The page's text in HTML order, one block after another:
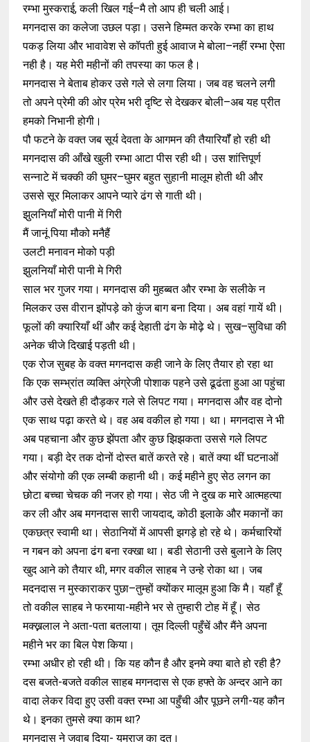
रम्भा मुस्कराई, कली खिल गई–मै तो आप ही चली आई।
मगनदास का कलेजा उछल पड़ा। उसने हिम्मत करके रम्भा का हाथ
पकड़ लिया और भावावेश से कॉपती हुई आवाज मे बोला–नहीं रम्भा ऐसा
नही है। यह मेरी महीनों की तपस्या का फल है।
मगनदास ने बेताब होकर उसे गले से लगा लिया। जब वह चलने लगी
तो अपने प्रेमी की ओर प्रेम भरी दृष्टि से देखकर बोली–अब यह प्रीत
हमको निभानी होगी।
पौ फटने के वक्त जब सूर्य देवता के आगमन की तैयारियॉँ हो रही थी
मगनदास की आँखे खुली रम्भा आटा पीस रही थी। उस शांत्तिपूर्ण
सन्नाटे में चक्की की घुमर–घुमर बहुत सुहानी मालूम होती थी और
उससे सूर मिलाकर आपने प्यारे ढंग से गाती थी।
झुलनियाँ मोरी पानी में गिरी
मैं जानूं पिया मौको मनैहैं
उलटी मनावन मोको पड़ी
झुलनियाँ मोरी पानी मे गिरी
साल भर गुजर गया। मगनदास की मुहब्बत और रम्भा के सलीके न
मिलकर उस वीरान झोंपड़े को कुंज बाग बना दिया। अब वहां गायें थी।
फूलों की क्यारियाँ थीं और कई देहाती ढंग के मोढ़े थे। सुख–सुविधा की
अनेक चीजे दिखाई पड़ती थी।
एक रोज सुबह के वक्त मगनदास कही जाने के लिए तैयार हो रहा था
कि एक सम्भ्रांत व्यक्ति अंग्रेजी पोशाक पहने उसे ढूढंता हुआ आ पहुंचा
और उसे देखते ही दौड़कर गले से लिपट गया। मगनदास और वह दोनो
एक साथ पढ़ा करते थे। वह अब वकील हो गया। था। मगनदास ने भी
अब पहचाना और कुछ झेंपता और कुछ झिझकता उससे गले लिपट
गया। बड़ी देर तक दोनों दोस्त बातें करते रहे। बातें क्या थीं घटनाओं
और संयोगो की एक लम्बी कहानी थी। कई महीने हुए सेठ लगन का
छोटा बच्चा चेचक की नजर हो गया। सेठ जी ने दुख क मारे आत्महत्या
कर ली और अब मगनदास सारी जायदाद, कोठी इलाके और मकानों का
एकछत्र स्वामी था। सेठानियों में आपसी झगड़े हो रहे थे। कर्मचारियों
न गबन को अपना ढंग बना रक्खा था। बडी सेठानी उसे बुलाने के लिए
खुद आने को तैयार थी, मगर वकील साहब ने उन्हे रोका था। जब
मदनदास न मुस्काराकर पुछा–तुम्हों क्योंकर मालूम हुआ कि मै। यहाँ हूँ
तो वकील साहब ने फरमाया-महीने भर से तुम्हारी टोह में हूँ। सेठ
मक्ख्नलाल ने अता-पता बतलाया। तूम दिल्ली पहुँचें और मैंने अपना
महीने भर का बिल पेश किया।
रम्भा अधीर हो रही थी। कि यह कौन है और इनमे क्या बाते हो रही है?
दस बजते-बजते वकील साहब मगनदास से एक हफ्ते के अन्दर आने का
वादा लेकर विदा हुए उसी वक्त रम्भा आ पहुँची और पूछने लगी-यह कौन
थे। इनका तुमसे क्या काम था?
मगनदास ने जवाब दिया- यमराज का दूत।